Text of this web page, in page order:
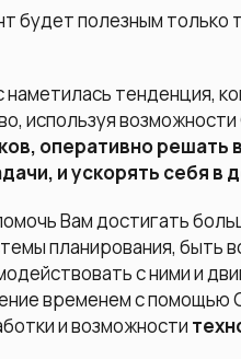
будет полезным только
тенденция,
используя
оперативно
и ускорять себя в
Вам достигать
планирования, быть
с ними и
временем с помощью
и возможности